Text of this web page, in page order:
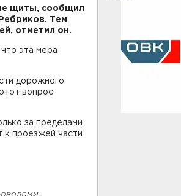
щиты, сообщил
Тем
отметил он.
что эта мера
дорожного
вопрос
за пределами
к проезжей части.